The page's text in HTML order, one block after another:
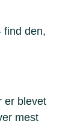
find den,
er blevet
mest